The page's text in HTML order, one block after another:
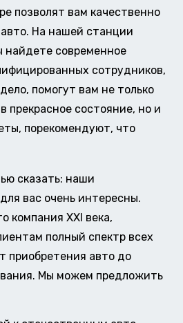
позволят вам качественно
На нашей станции
найдете современное
сотрудников,
помогут вам не только
прекрасное состояние, но и
порекомендуют, что
сказать: наши
вас очень интересны.
компания XXI века,
полный спектр всех
приобретения авто до
Мы можем предложить